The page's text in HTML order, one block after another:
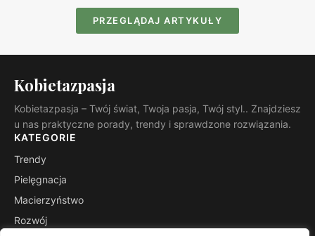
PRZEGLĄDAJ ARTYKUŁY
Kobietazpasja
Kobietazpasja – Twój świat, Twoja pasja, Twój styl.. Znajdziesz
u nas praktyczne porady, trendy i sprawdzone rozwiązania.
KATEGORIE
Trendy
Pielęgnacja
Macierzyństwo
Rozwój